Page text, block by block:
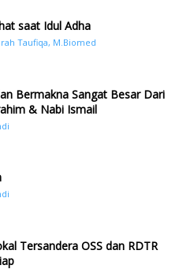
saat Idul Adha
Taufiqa, M.Biomed
Bermakna Sangat Besar Dari
& Nabi Ismail
Tersandera OSS dan RDTR